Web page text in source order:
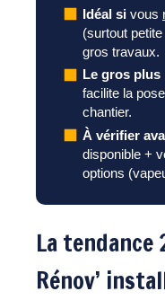
Idéal si vous
(surtout
gros travaux.
Le gros plus
facilite la
chantier.
À vérifier
disponible +
options
La tendance
Rénov’